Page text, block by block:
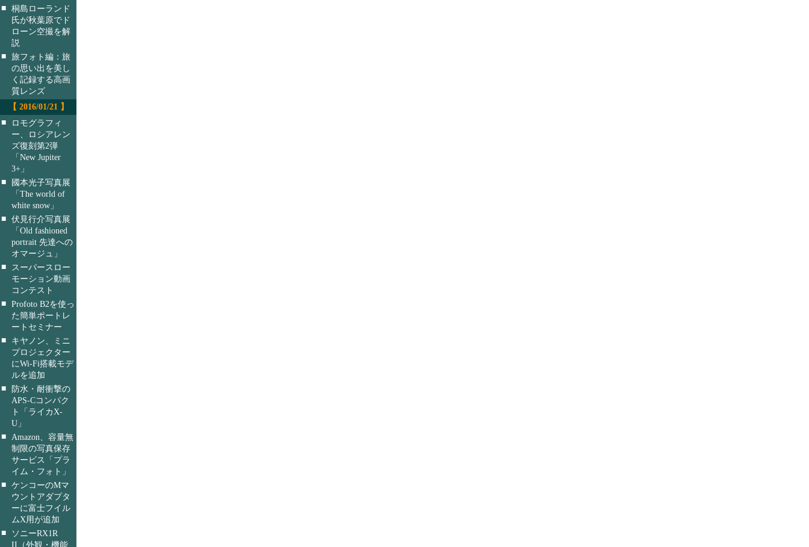
■ 桐島ローランド
氏が秋葉原でド
ローン空撮を解
説
■ 旅フォト編：旅
の思い出を美し
く記録する高画
質レンズ
【 2016/01/21 】
■
ロモグラフィ
ー、ロシアレン
ズ復刻第2弾
「New Jupiter
3+」
■
國本光子写真展
「The world of
white snow」
■ 伏見行介写真展
「Old fashioned
portrait 先達への
オマージュ」
■
スーパースロー
モーション動画
コンテスト
■ Profoto B2を使っ
た簡単ポートレ
ートセミナー
■
キヤノン、ミニ
プロジェクター
にWi-Fi搭載モデ
ルを追加
■
防水・耐衝撃の
APS-Cコンパク
ト「ライカX-
U」
■
Amazon、容量無
制限の写真保存
サービス「プラ
イム・フォト」
■ ケンコーのMマ
ウントアダプタ
ーに富士フイル
ムX用が追加
■
ソニーRX1R
II（外観・機能